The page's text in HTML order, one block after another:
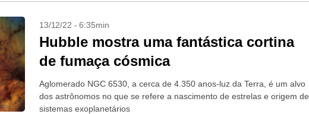
13/12/22 - 6:35min
Hubble mostra uma fantástica cortina
de fumaça cósmica
Aglomerado NGC 6530, a cerca de 4.350 anos-luz da Terra, é um alvo
dos astrônomos no que se refere a nascimento de estrelas e origem de
sistemas exoplanetários